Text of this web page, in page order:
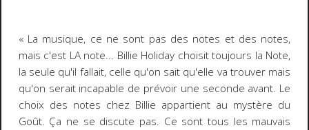
« La musique, ce ne sont pas des notes et des notes,
mais c'est LA note... Billie Holiday choisit toujours la Note,
la seule qu'il fallait, celle qu'on sait qu'elle va trouver mais
qu'on serait incapable de prévoir une seconde avant. Le
choix des notes chez Billie appartient au mystère du
Goût. Ça ne se discute pas. Ce sont tous les mauvais